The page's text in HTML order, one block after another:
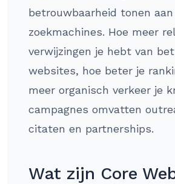
betrouwbaarheid tonen aan
zoekmachines. Hoe meer
verwijzingen je hebt van
websites, hoe beter je
meer organisch verkeer je
campagnes omvatten
citaten en partnerships.
Wat zijn Core